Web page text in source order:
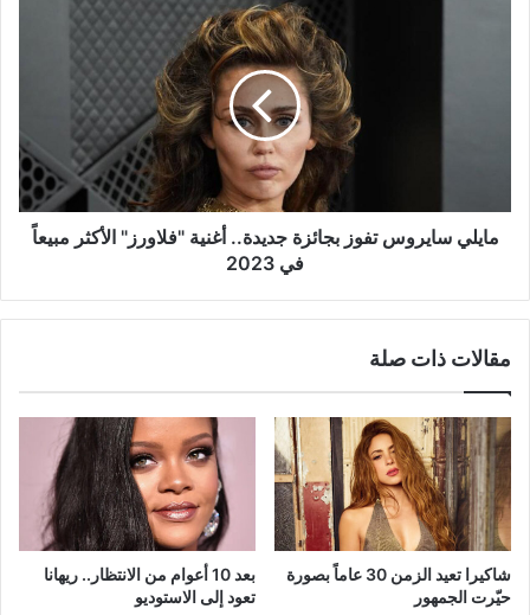
مبيعاً
فيمايلي سايروس تفوز بجائزة جديدة.. أغنية "فلاورز" الأكثر مبيعاً
في 2023
مقالات ذات صلة
شاكيرا تعيد الزمن 30 عاماً بصورة
حيّرت الجمهور
بعد 10 أعوام من الانتظار.. ريهانا
تعود إلى الاستوديو